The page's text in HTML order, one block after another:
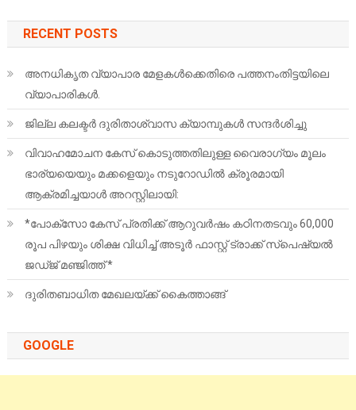
RECENT POSTS
അനധികൃത വ്യാപാര മേളകൾക്കെതിരെ പത്തനംതിട്ടയിലെ
വ്യാപാരികൾ.
ജില്ല കലക്ടര്‍ ദുരിതാശ്വാസ ക്യാമ്പുകള്‍ സന്ദര്‍ശിച്ചു
വിവാഹമോചന കേസ് കൊടുത്തതിലുള്ള വൈരാഗ്യം മൂലം
ഭാര്യയെയും മക്കളെയും നടുറോഡിൽ ക്രൂരമായി
ആക്രമിച്ചയാൾ അറസ്റ്റിലായി:
*പോക്സോ കേസ് പ്രതിക്ക് ആറുവർഷം കഠിനതടവും 60,000
രൂപ പിഴയും ശിക്ഷ വിധിച്ച് അടൂർ ഫാസ്റ്റ് ട്രാക്ക് സ്പെഷ്യൽ
ജഡ്ജ് മഞ്ജിത്ത് *
ദുരിതബാധിത മേഖലയ്ക്ക് കൈത്താങ്ങ്
GOOGLE